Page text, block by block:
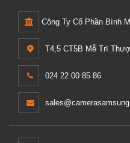
Công Ty Cổ Phần Bình
T4,5 CT5B Mễ Trì
024 22 00 85 86